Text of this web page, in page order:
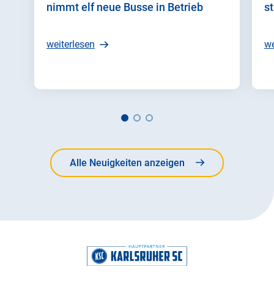
nimmt elf neue Busse in Betrieb
weiterlesen
Alle Neuigkeiten anzeigen